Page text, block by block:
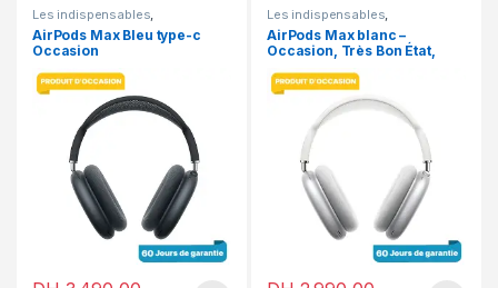
Les indispensables,
Accessoires Accessoires
Apple,Airpods ,En promotion
AirPods Max Bleu type-c
Occasion
Les indispensables,
Accessoires Accessoires
Apple,Airpods ,En promotion
AirPods Max blanc –
Occasion, Très Bon État,